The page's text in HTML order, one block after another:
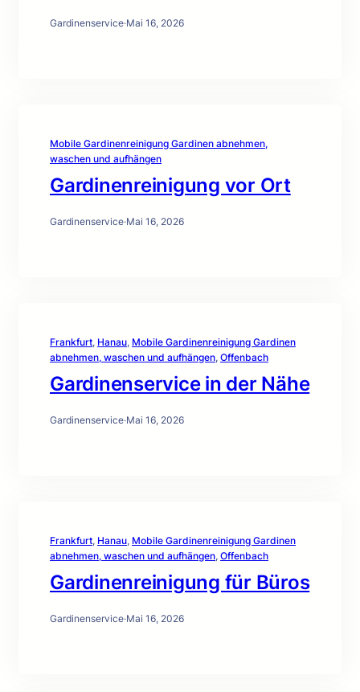
Gardinenservice·Mai 16, 2026
Mobile Gardinenreinigung Gardinen abnehmen,
waschen und aufhängen
Gardinenreinigung vor Ort
Gardinenservice·Mai 16, 2026
Frankfurt, Hanau, Mobile Gardinenreinigung Gardinen
abnehmen, waschen und aufhängen, Offenbach
Gardinenservice in der Nähe
Gardinenservice·Mai 16, 2026
Frankfurt, Hanau, Mobile Gardinenreinigung Gardinen
abnehmen, waschen und aufhängen, Offenbach
Gardinenreinigung für Büros
Gardinenservice·Mai 16, 2026